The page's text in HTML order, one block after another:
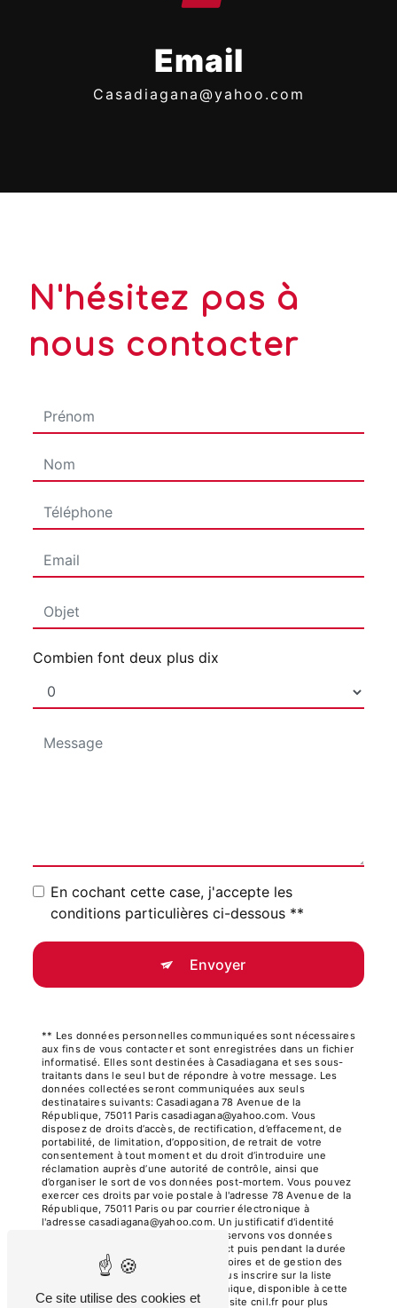
Email
casadiagana@yahoo.com
N'hésitez pas à
nous contacter
Combien font deux plus dix
En cochant cette case, j'accepte les
conditions particulières ci-dessous **
Envoyer
** Les données personnelles communiquées sont nécessaires
aux fins de vous contacter et sont enregistrées dans un fichier
informatisé. Elles sont destinées à Casadiagana et ses sous-
traitants dans le seul but de répondre à votre message. Les
données collectées seront communiquées aux seuls
destinataires suivants: Casadiagana 78 Avenue de la
République, 75011 Paris casadiagana@yahoo.com. Vous
disposez de droits d’accès, de rectification, d’effacement, de
portabilité, de limitation, d’opposition, de retrait de votre
consentement à tout moment et du droit d’introduire une
réclamation auprès d’une autorité de contrôle, ainsi que
d’organiser le sort de vos données post-mortem. Vous pouvez
exercer ces droits par voie postale à l'adresse 78 Avenue de la
République, 75011 Paris ou par courrier électronique à
l'adresse casadiagana@yahoo.com. Un justificatif d'identité
pourra vous être demandé. Nous conservons vos données
pendant la période de prise de contact puis pendant la durée
de prescription légale aux fins probatoires et de gestion des
contentieux. Vous avez le droit de vous inscrire sur la liste
d'opposition au démarchage téléphonique, disponible à cette
adresse: Bloctel.gouv.fr. Consultez le site cnil.fr pour plus
Ce site utilise des cookies et